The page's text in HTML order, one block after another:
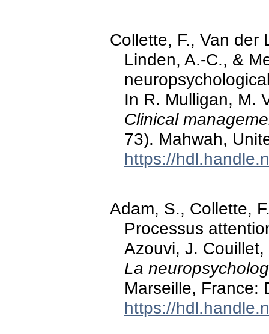
Collette, F., Van der
Linden, A.-C., &
In R. Mulligan, M.
Clinical
73). Mahwah,
https://
Adam, S., Collette,
Processus
Azouvi, J.
La
Marseille, France:
https://